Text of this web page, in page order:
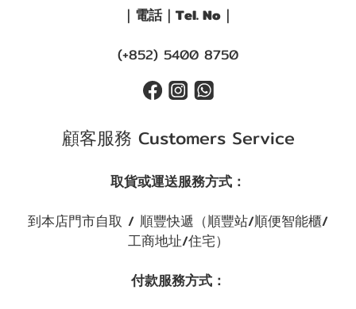
｜電話｜Tel. No｜
(+852) 5400 8750
顧客服務 Customers Service
取貨或運送服務方式：
到本店門市自取 / 順豐快遞（順豐站/順便智能櫃/
工商地址/住宅）
付款服務方式：